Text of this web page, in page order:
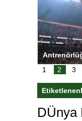
1
2 3
DÜnya